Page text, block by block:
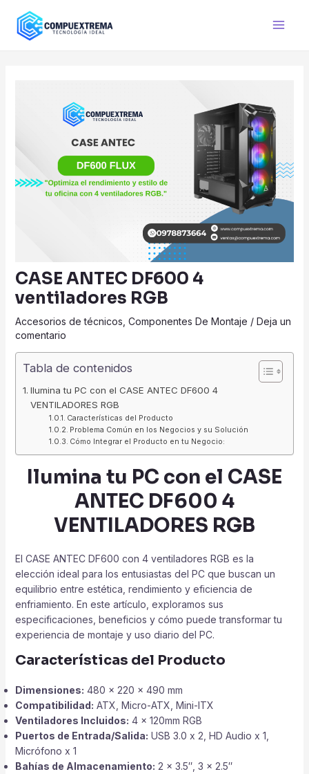
contenido
CASE ANTEC DF600 4
ventiladores RGB
Accesorios de técnicos Componentes De Montaje / Deja un
comentario
Tabla de contenidos
Ilumina tu PC con el CASE ANTEC DF600 4
VENTILADORES RGB
Características del Producto
Problema Común en los Negocios y su Solución
Cómo Integrar el Producto en tu Negocio:
Ilumina tu PC con el CASE
ANTEC DF600 4
VENTILADORES RGB
El CASE ANTEC DF600 con 4 ventiladores RGB es la
elección ideal para los entusiastas del PC que buscan un
equilibrio entre estética, rendimiento y eficiencia de
enfriamiento. En este artículo, exploramos sus
especificaciones, beneficios y cómo puede transformar tu
experiencia de montaje y uso diario del PC.
Características del Producto
Dimensiones: 480 x 220 x 490 mm
Compatibilidad: ATX, Micro-ATX, Mini-ITX
Ventiladores Incluidos: 4 x 120mm RGB
Puertos de Entrada/Salida: USB 3.0 x 2, HD Audio x 1,
Micrófono x 1
Bahías de Almacenamiento: 2 x 3.5″, 3 x 2.5″